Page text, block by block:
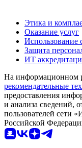
Этика и
Оказание услуг
Использование
Защита
ИТ
На информационном
рекомендательные
предоставления
и анализа сведений,
пользователей сети
Российской